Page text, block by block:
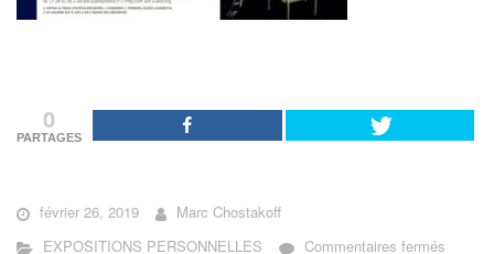
0
PARTAGES
février 26, 2019
Marc Chostakoff
EXPOSITIONS PERSONNELLES
Commentaires fermés